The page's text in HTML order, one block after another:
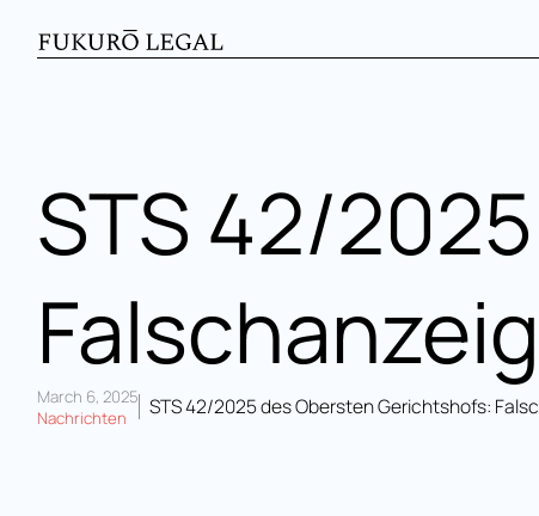
STS 42/
March 6, 2025
Nachrichten
STS 42/2025 des Obersten Gerichtshofs: